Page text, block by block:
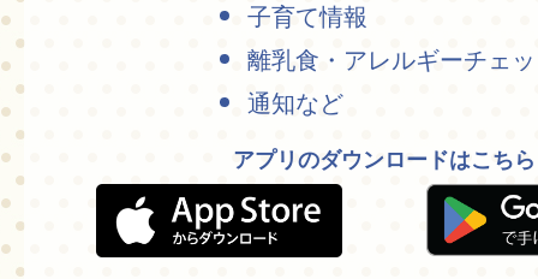
子育て情報
離乳食・アレルギーチェ
通知など
アプリのダウンロードはこちら